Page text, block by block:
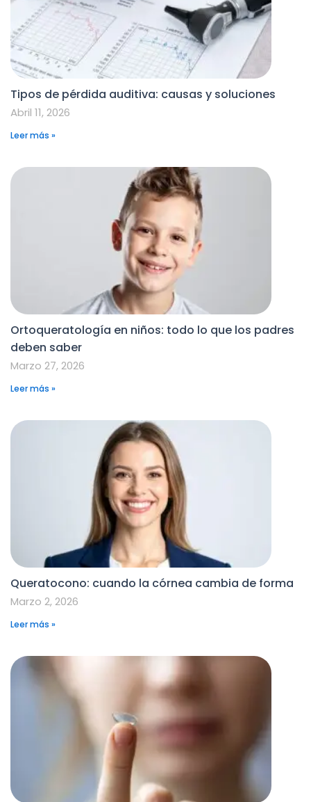
Tipos de pérdida auditiva: causas y soluciones
Abril 11, 2026
Leer más »
Ortoqueratología en niños: todo lo que los padres
deben saber
Marzo 27, 2026
Leer más »
Queratocono: cuando la córnea cambia de forma
Marzo 2, 2026
Leer más »